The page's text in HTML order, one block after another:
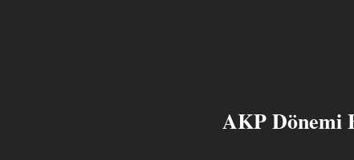
AKP Dönemi